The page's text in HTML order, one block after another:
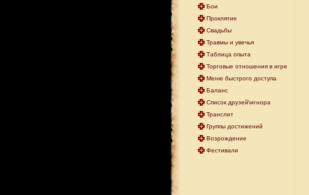
Бои
Проклятие
Свадьбы
Травмы и увечья
Таблица опыта
Торговые отношения в игре
Меню быстрого доступа
Баланс
Список друзей\игнора
Транслит
Группы достижений
Возрождение
Фестивали